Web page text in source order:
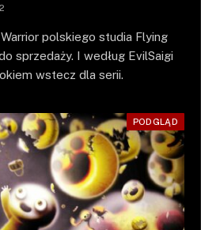
polskiego studia Flying
sprzedaży. I według EvilSaigi
wstecz dla serii.
PODGLĄD